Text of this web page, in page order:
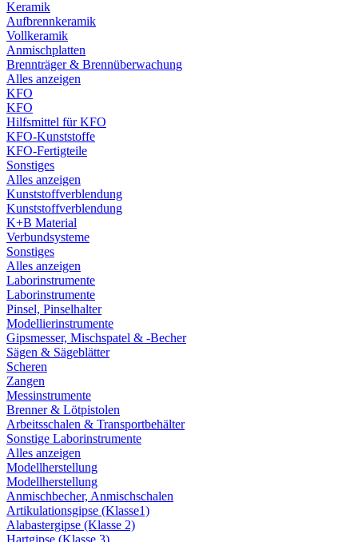
Keramik
Aufbrennkeramik
Vollkeramik
Anmischplatten
Brennträger & Brennüberwachung
Alles anzeigen
KFO
KFO
Hilfsmittel für KFO
KFO-Kunststoffe
KFO-Fertigteile
Sonstiges
Alles anzeigen
Kunststoffverblendung
Kunststoffverblendung
K+B Material
Verbundsysteme
Sonstiges
Alles anzeigen
Laborinstrumente
Laborinstrumente
Pinsel, Pinselhalter
Modellierinstrumente
Gipsmesser, Mischspatel & -Becher
Sägen & Sägeblätter
Scheren
Zangen
Messinstrumente
Brenner & Lötpistolen
Arbeitsschalen & Transportbehälter
Sonstige Laborinstrumente
Alles anzeigen
Modellherstellung
Modellherstellung
Anmischbecher, Anmischschalen
Artikulationsgipse (Klasse1)
Alabastergipse (Klasse 2)
Hartgipse (Klasse 3)